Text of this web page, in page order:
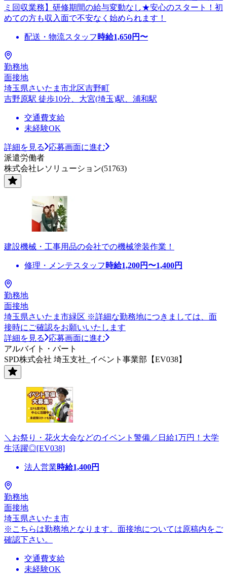
ミ回収業務】研修期間の給与変動なし★安心のスタート！初
めての方も収入面で不安なく始められます！
配送・物流スタッフ 時給1,650円〜
勤務地
面接地
埼玉県さいたま市北区吉野町
吉野原駅 徒歩10分、大宮(埼玉)駅、浦和駅
交通費支給
未経験OK
詳細を見る
応募画面に進む
派遣労働者
株式会社レソリューション(51763)
建設機械・工事用品の会社での機械塗装作業！
修理・メンテスタッフ 時給1,200円〜1,400円
勤務地
面接地
埼玉県さいたま市緑区 ※詳細な勤務地につきましては、面
接時にご確認をお願いいたします
詳細を見る
応募画面に進む
アルバイト・パート
SPD株式会社 埼玉支社_イベント事業部【EV038】
＼お祭り・花火大会などのイベント警備／日給1万円！大学
生活躍◎[EV038]
法人営業時給1,400円
勤務地
面接地
埼玉県さいたま市
※こちらは勤務地となります。面接地については原稿内をご
確認下さい。
交通費支給
未経験OK